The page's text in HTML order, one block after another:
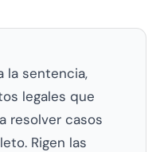
la sentencia,
legales que
resolver casos
Rigen las